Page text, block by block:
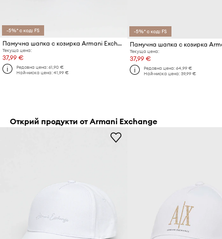
-5%* с код: FS
Памучна шапка с козирка Armani Exchange
Текуща цена:
37,99 €
Редовна цена:61,90 €
Най-ниска цена:41,99 €
-5%* с код: FS
Текуща цена:
37,99 €
Редовна цена:64,99 €
Най-ниска цена:39,99 €
Открий продукти от Armani Exchange